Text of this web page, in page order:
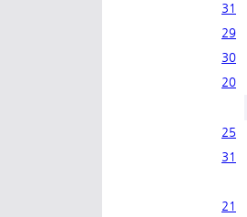
31
29
30
20
25
31
21